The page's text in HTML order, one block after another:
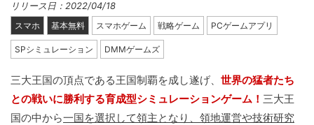
リリース日：2022/04/18
スマホ 基本無料 スマホゲーム 戦略ゲーム PCゲームアプリ
SPシミュレーション DMMゲームズ
三大王国の頂点である王国制覇を成し遂げ、 世界の猛者たち
との戦いに勝利する育成型シミュレーションゲーム！ 三大王
国の中から一国を選択して領主となり、領地運営や技術研究